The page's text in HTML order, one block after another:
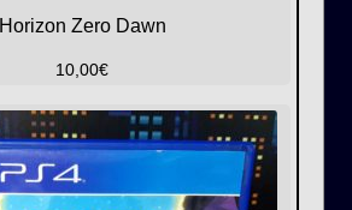
Horizon Zero Dawn
10,00€